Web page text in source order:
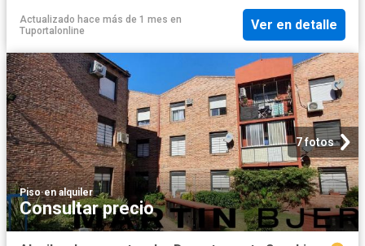
Actualizado hace más de 1 mes en
Tuportalonline
Ver en detalle
7 fotos
Piso·en alquiler
Consultar precio